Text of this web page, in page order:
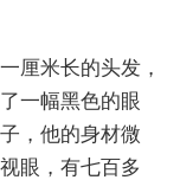
厘米长的头发，
一幅黑色的眼
，他的身材微
眼，有七百多